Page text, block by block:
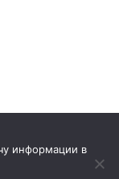
информации в